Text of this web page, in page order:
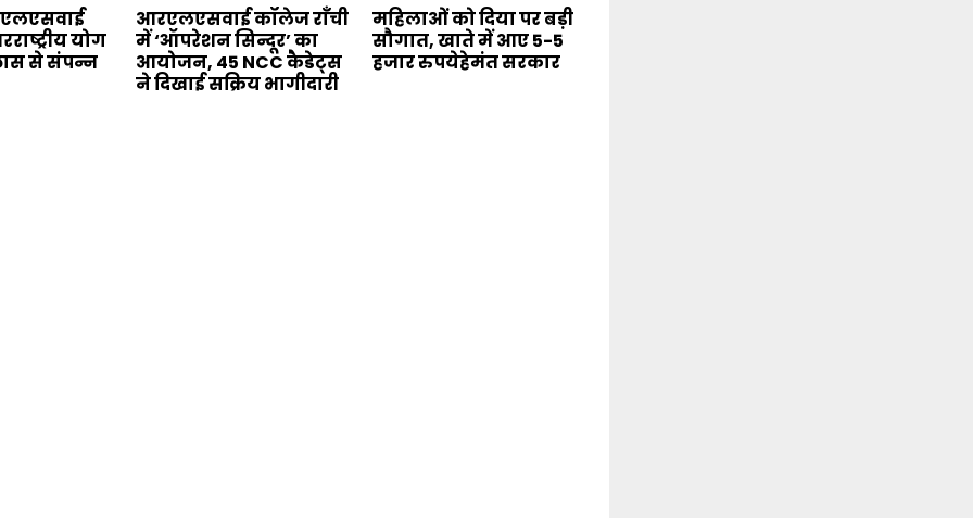
योग
से संपन्न
आरएलएसवाई कॉलेज राँची
में ‘ऑपरेशन सिन्दूर’ का
आयोजन, 45 NCC कैडेट्स
ने दिखाई सक्रिय भागीदारी
महिलाओं को दिया पर बड़ी
सौगात, खाते में आए 5-5
हजार रुपयेहेमंत सरकार